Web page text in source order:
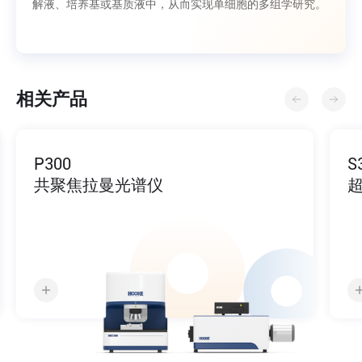
解液、培养基或基质液中，从而实现单细胞的多组学研究。
相关产品
P300
共聚焦拉曼光谱仪